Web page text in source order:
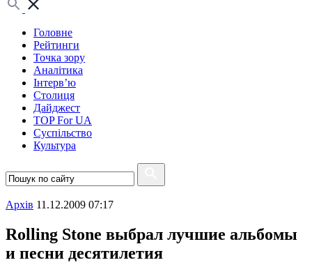
Головне
Рейтинги
Точка зору
Аналітика
Інтерв’ю
Столиця
Дайджест
TOP For UA
Суспiльство
Культура
Архiв 11.12.2009 07:17
Rolling Stone выбрал лучшие альбомы
и песни десятилетия